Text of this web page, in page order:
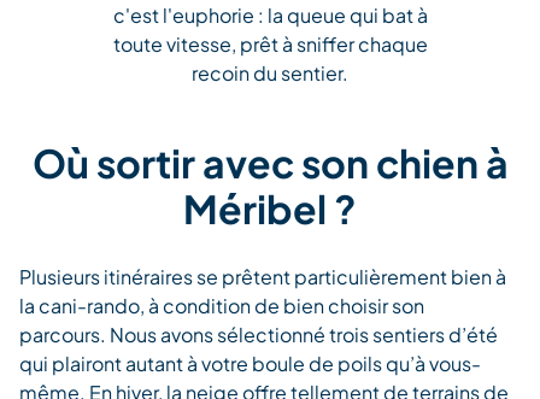
c'est l'euphorie : la queue qui bat à
toute vitesse, prêt à sniffer chaque
recoin du sentier.
Où sortir avec son chien à
Méribel ?
Plusieurs itinéraires se prêtent particulièrement bien à
la cani-rando, à condition de bien choisir son
parcours. Nous avons sélectionné trois sentiers d’été
qui plairont autant à votre boule de poils qu’à vous-
même. En hiver, la neige offre tellement de terrains de